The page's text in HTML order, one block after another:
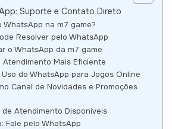
Suporte e Contato Direto
WhatsApp na m7 game?
Resolver pelo WhatsApp
o WhatsApp da m7 game
Atendimento Mais Eficiente
do WhatsApp para Jogos Online
Canal de Novidades e Promoções
Atendimento Disponíveis
Fale pelo WhatsApp